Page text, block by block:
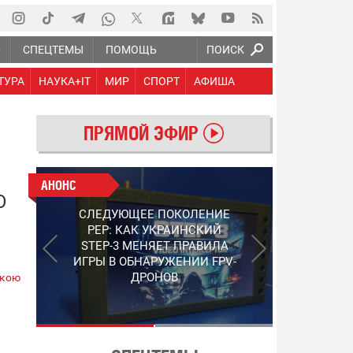
ПОИСК
СПЕЦТЕМЫ ПОМОЩЬ
НАУКА+IT МИР СПОРТ АФИША
ПРЯМОЙ ЭФИР
АНОНС
СЛЕДУЮЩЕЕ ПОКОЛЕНИЕ
PEP: КАК УКРАИНСКИЙ
STEP-3 МЕНЯЕТ ПРАВИЛА
ИГРЫ В ОБНАРУЖЕНИИ FPV-
ДРОНОВ
АНОНС
РАБОТАЮТ НА ПЕРЕДОВОЙ:
ПОДДЕРЖИТЕ ВОЕНКОРОВ
"5 КАНАЛА", КОТОРЫЕ
СНИМАЮТ НА САМЫХ
ГОРЯЧИХ НАПРАВЛЕНИЯХ
ФРОНТА